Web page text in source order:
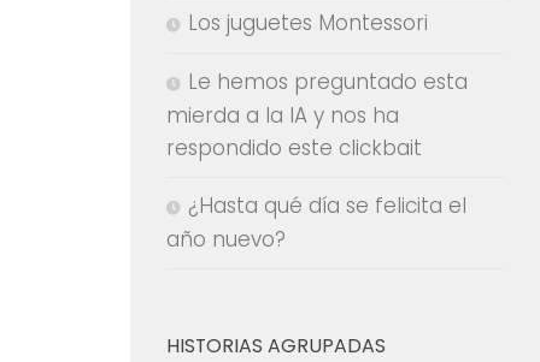
Los juguetes Montessori
Le hemos preguntado esta
mierda a la IA y nos ha
respondido este clickbait
¿Hasta qué día se felicita el
año nuevo?
HISTORIAS AGRUPADAS